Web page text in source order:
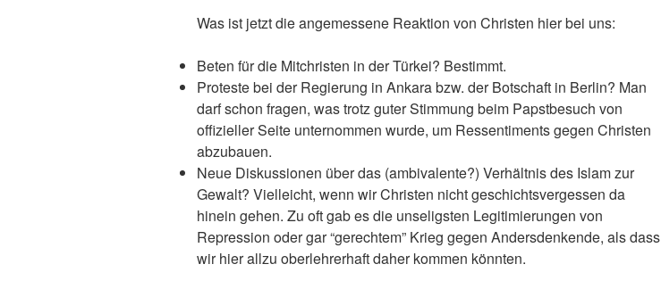
Was ist jetzt die angemessene Reaktion von Christen hier bei uns:
Beten für die Mitchristen in der Türkei? Bestimmt.
Proteste bei der Regierung in Ankara bzw. der Botschaft in Berlin? Man
darf schon fragen, was trotz guter Stimmung beim Papstbesuch von
offizieller Seite unternommen wurde, um Ressentiments gegen Christen
abzubauen.
Neue Diskussionen über das (ambivalente?) Verhältnis des Islam zur
Gewalt? Vielleicht, wenn wir Christen nicht geschichtsvergessen da
hinein gehen. Zu oft gab es die unseligsten Legitimierungen von
Repression oder gar “gerechtem” Krieg gegen Andersdenkende, als dass
wir hier allzu oberlehrerhaft daher kommen könnten.